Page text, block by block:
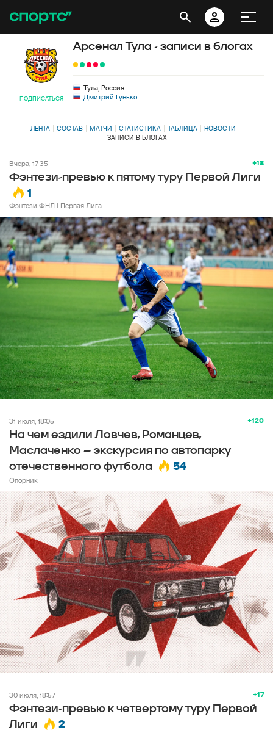
ПОДПИСАТЬСЯ
Арсенал Тула - записи в блогах
Тула, Россия
Дмитрий Гунько
ЛЕНТА СОСТАВ МАТЧИ СТАТИСТИКА ТАБЛИЦА
НОВОСТИ
ЗАПИСИ В БЛОГАХ
+18
вчера, 17:35
Фэнтези-превью к пятому туру Первой Лиги
1
Фэнтези ФНЛ l Первая Лига
+120
31 июля, 18:05
На чем ездили Ловчев, Романцев,
Маслаченко – экскурсия по автопарку
отечественного футбола
54
Опорник
+17
30 июля, 18:57
Фэнтези-превью к четвертому туру Первой
Лиги
2